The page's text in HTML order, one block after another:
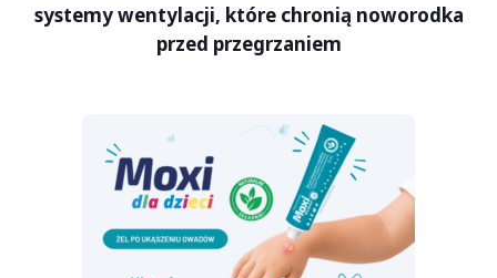
systemy wentylacji, które chronią noworodka
przed przegrzaniem